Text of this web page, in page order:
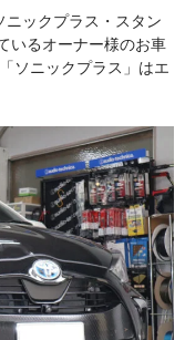
ックプラス・スタン
いるオーナー様のお車
ソニックプラス」はエ